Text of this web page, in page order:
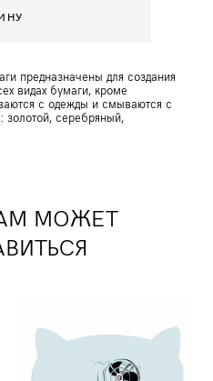
предназначены для создания
видах бумаги, кроме
с одежды и смываются с
золотой, серебряный,
МОЖЕТ